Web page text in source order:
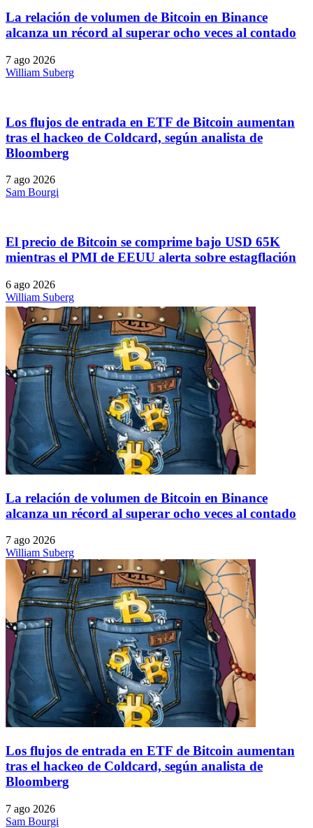
La relación de volumen de Bitcoin en Binance
alcanza un récord al superar ocho veces al contado
7 ago 2026
William Suberg
Los flujos de entrada en ETF de Bitcoin aumentan
tras el hackeo de Coldcard, según analista de
Bloomberg
7 ago 2026
Sam Bourgi
El precio de Bitcoin se comprime bajo USD 65K
mientras el PMI de EEUU alerta sobre estagflación
6 ago 2026
William Suberg
La relación de volumen de Bitcoin en Binance
alcanza un récord al superar ocho veces al contado
7 ago 2026
William Suberg
Los flujos de entrada en ETF de Bitcoin aumentan
tras el hackeo de Coldcard, según analista de
Bloomberg
7 ago 2026
Sam Bourgi